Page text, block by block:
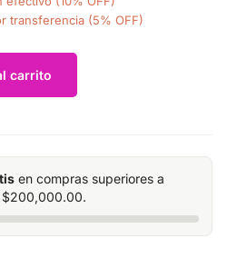
transferencia (5% OFF)
carrito
en compras superiores a
$200,000.00.